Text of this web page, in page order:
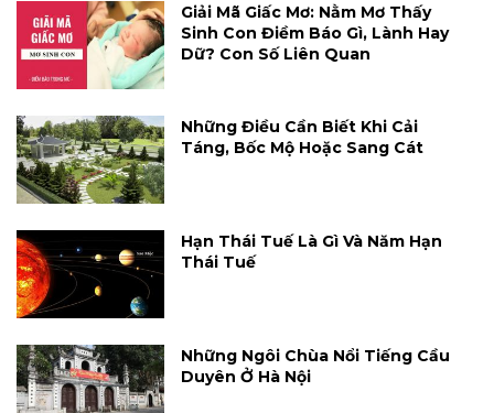
Giải Mã Giấc Mơ: Nằm Mơ Thấy
Sinh Con Điềm Báo Gì, Lành Hay
Dữ? Con Số Liên Quan
Những Điều Cần Biết Khi Cải
Táng, Bốc Mộ Hoặc Sang Cát
Hạn Thái Tuế Là Gì Và Năm Hạn
Thái Tuế
Những Ngôi Chùa Nổi Tiếng Cầu
Duyên Ở Hà Nội